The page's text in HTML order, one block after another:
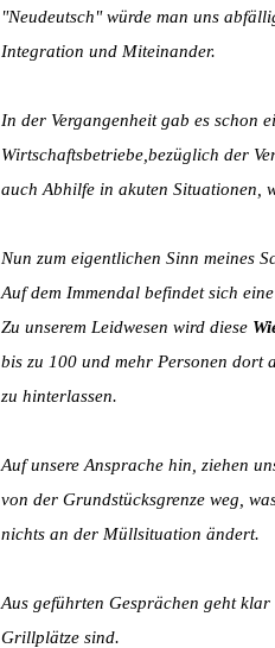
"Neudeutsch" würde man uns
Integration und Miteinander.
In der Vergangenheit gab es schon
Wirtschaftsbetriebe,bezüglich der
auch Abhilfe in akuten Situationen,
Nun zum eigentlichen Sinn meines
Auf dem Immendal befindet sich
Zu unserem Leidwesen wird diese
bis zu 100 und mehr Personen dort
zu hinterlassen.
Auf unsere Ansprache hin, ziehen
von der Grundstücksgrenze weg,
nichts an der Müllsituation ändert.
Aus geführten Gesprächen geht
Grillplätze sind.